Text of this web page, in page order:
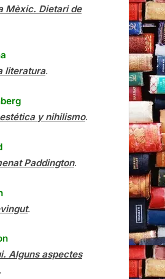
Mèxic. Dietari de
literatura.
y nihilismo.
Paddington.
.
Alguns aspectes